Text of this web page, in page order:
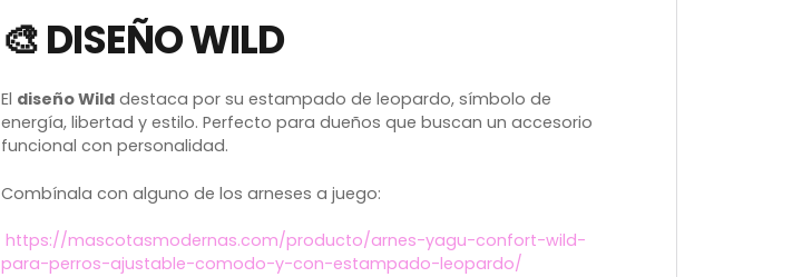
🎨 DISEÑO WILD
El diseño Wilddestaca por su estampado de leopardo, símbolo de
energía, libertad y estilo. Perfecto para dueños que buscan un accesorio
funcional con personalidad.
Combínala con alguno de los arneses a juego:
https://mascotasmodernas.com/producto/arnes-yagu-confort-wild-
para-perros-ajustable-comodo-y-con-estampado-leopardo/